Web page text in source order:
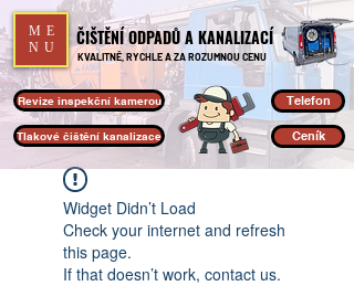
ME
NU
ČIŠTĚNÍ ODPADŮ A KANALIZACÍ
KVALITNĚ, RYCHLE A ZA ROZUMNOU CENU
Revize inspekční kamerou
Tlakové čištění kanalizace
Telefon
Ceník
Widget Didn’t Load
Check your internet and refresh
this page.
If that doesn’t work, contact us.